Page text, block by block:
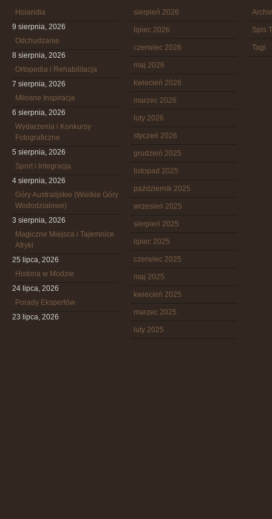
Holandia
9 sierpnia, 2026
Odchudzanie
8 sierpnia, 2026
Ortopedia i Rehabilitacja
7 sierpnia, 2026
Miłosne Inspiracje
6 sierpnia, 2026
Wydarzenia i Konkursy
Fotograficzne
5 sierpnia, 2026
Sport i Integracja
4 sierpnia, 2026
Góry Australijskie (Wielkie Góry
Wododziałowe)
3 sierpnia, 2026
Magiczne Miejsca i Tajemnice
Afryki
25 lipca, 2026
Historia w Modzie
24 lipca, 2026
Porady Ekspertów
23 lipca, 2026
sierpień 2026
lipiec 2026
czerwiec 2026
maj 2026
kwiecień 2026
marzec 2026
luty 2026
styczeń 2026
grudzień 2025
listopad 2025
październik 2025
wrzesień 2025
sierpień 2025
lipiec 2025
czerwiec 2025
maj 2025
kwiecień 2025
marzec 2025
luty 2025
Spis
Tagi